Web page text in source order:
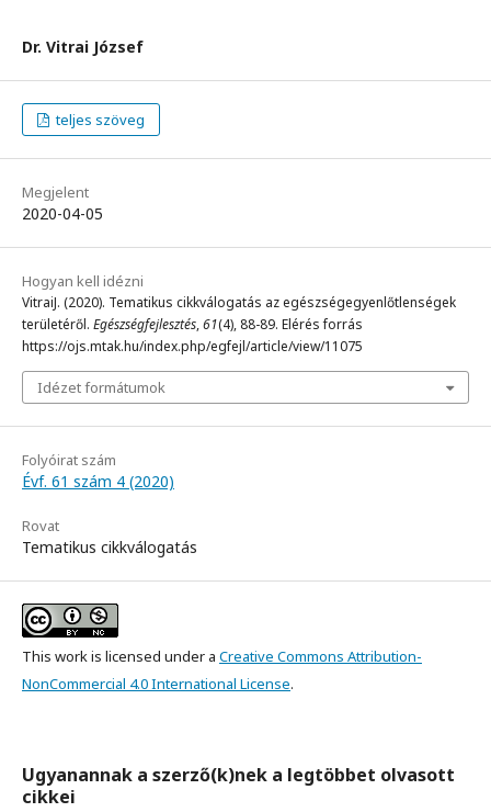
Dr. Vitrai József
teljes szöveg
Megjelent
2020-04-05
Hogyan kell idézni
VitraiJ. (2020). Tematikus cikkválogatás az egészségegyenlőtlenségek
területéről. Egészségfejlesztés,61(4), 88-89. Elérés forrás
https://ojs.mtak.hu/index.php/egfejl/article/view/11075
Idézet formátumok
Folyóirat szám
Évf. 61 szám 4 (2020)
Rovat
Tematikus cikkválogatás
This work is licensed under a Creative Commons Attribution-
NonCommercial 4.0 International License.
Ugyanannak a szerző(k)nek a legtöbbet olvasott
cikkei